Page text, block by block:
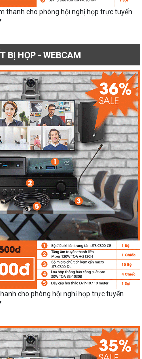
thanh cho phòng hội nghị họp trực tuyến
BỊ HỌP - WEBCAM
cho phòng hội nghị họp trực tuyến